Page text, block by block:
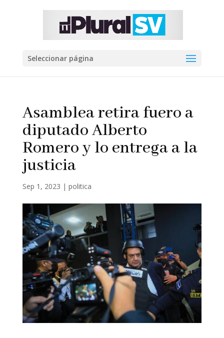
Seleccionar página
Asamblea retira fuero a
diputado Alberto
Romero y lo entrega a la
justicia
Sep 1, 2023 | politica